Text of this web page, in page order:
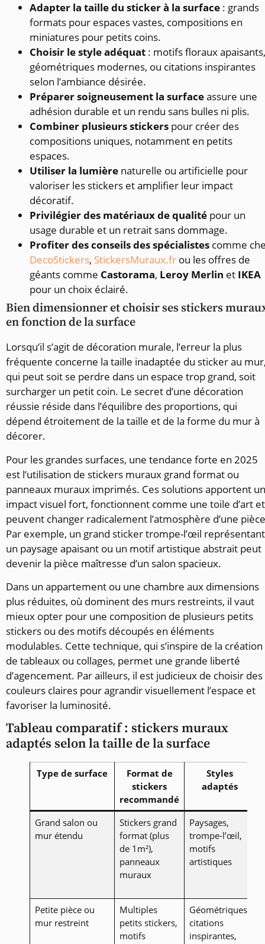
Adapter la taille du sticker à la surface : grands
formats pour espaces vastes, compositions en
miniatures pour petits coins.
Choisir le style adéquat : motifs floraux apaisants,
géométriques modernes, ou citations inspirantes
selon l’ambiance désirée.
Préparer soigneusement la surfaceassure une
adhésion durable et un rendu sans bulles ni plis.
Combiner plusieurs stickers pour créer des
compositions uniques, notamment en petits
espaces.
Utiliser la lumière naturelle ou artificielle pour
valoriser les stickers et amplifier leur impact
décoratif.
Privilégier des matériaux de qualité pour un
usage durable et un retrait sans dommage.
Profiter des conseils des spécialistes comme
DecoStickers, StickersMuraux.fr ou les offres de
géants comme Castorama, Leroy Merlin et IKEA
pour un choix éclairé.
Bien dimensionner et choisir ses stickers
en fonction de la surface
Lorsqu’il s’agit de décoration murale, l’erreur la plus
fréquente concerne la taille inadaptée du sticker au
qui peut soit se perdre dans un espace trop grand, soit
surcharger un petit coin. Le secret d’une décoration
réussie réside dans l’équilibre des proportions, qui
dépend étroitement de la taille et de la forme du mur à
décorer.
Pour les grandes surfaces, une tendance forte en 2025
est l’utilisation de stickers muraux grand format ou
panneaux muraux imprimés. Ces solutions apportent un
impact visuel fort, fonctionnent comme une toile d’art et
peuvent changer radicalement l’atmosphère d’une
Par exemple, un grand sticker trompe-l’œil représentant
un paysage apaisant ou un motif artistique abstrait peut
devenir la pièce maîtresse d’un salon spacieux.
Dans un appartement ou une chambre aux dimensions
plus réduites, où dominent des murs restreints, il vaut
mieux opter pour une composition de plusieurs petits
stickers ou des motifs découpés en éléments
modulables. Cette technique, qui s’inspire de la création
de tableaux ou collages, permet une grande liberté
d’agencement. Par ailleurs, il est judicieux de choisir des
couleurs claires pour agrandir visuellement l’espace et
favoriser la luminosité.
Tableau comparatif : stickers muraux
adaptés selon la taille de la surface
Type de surface
Format de
stickers
recommandé
Styles
adaptés
Grand salon ou
mur étendu
Stickers grand
format (plus
de 1m²),
panneaux
muraux
Paysages,
trompe-l’œil,
motifs
artistiques
Petite pièce ou
mur restreint
Multiples
petits stickers,
motifs
Géométriques,
citations
inspirantes,